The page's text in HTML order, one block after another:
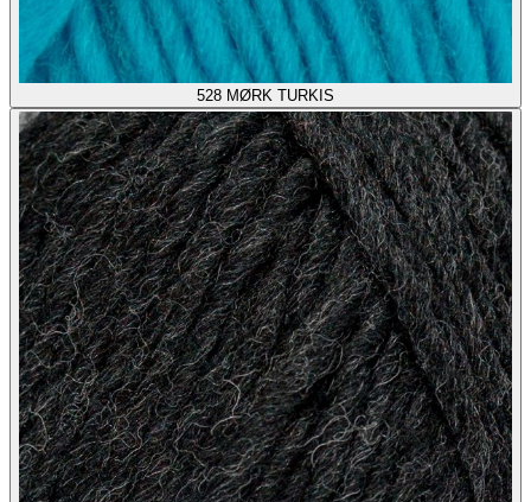
528 MØRK TURKIS